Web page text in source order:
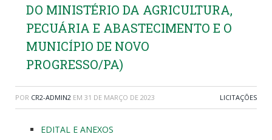
DO MINISTÉRIO DA AGRICULTURA,
PECUÁRIA E ABASTECIMENTO E O
MUNICÍPIO DE NOVO
PROGRESSO/PA)
POR CR2-ADMIN2 EM 31 DE MARÇO DE 2023 LICITAÇÕES
EDITAL E ANEXOS